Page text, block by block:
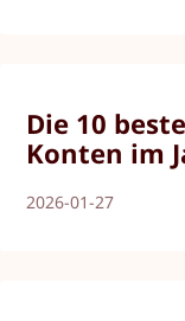
Die 10
Konten im
2026-01-27